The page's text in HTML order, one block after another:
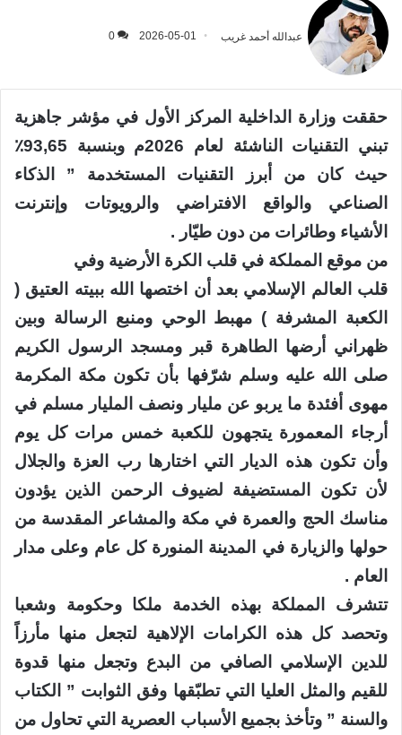
عبدالله أحمد غريب 2026-05-01
0
حققت وزارة الداخلية المركز الأول في مؤشر جاهزية
تبني التقنيات الناشئة لعام 2026م وبنسبة 93,65٪؜
حيث كان من أبرز التقنيات المستخدمة ” الذكاء
الصناعي والواقع الافتراضي والرويوتات وإنترنت
الأشياء وطائرات من دون طيّار .
من موقع المملكة في قلب الكرة الأرضية وفي
قلب العالم الإسلامي بعد أن اختصها الله ببيته العتيق (
الكعبة المشرفة ) مهبط الوحي ومنبع الرسالة وبين
ظهراني أرضها الطاهرة قبر ومسجد الرسول الكريم
صلى الله عليه وسلم شرّفها بأن تكون مكة المكرمة
مهوى أفئدة ما يربو عن مليار ونصف المليار مسلم في
أرجاء المعمورة يتجهون للكعبة خمس مرات كل يوم
وأن تكون هذه الديار التي اختارها رب العزة والجلال
لأن تكون المستضيفة لضيوف الرحمن الذين يؤدون
مناسك الحج والعمرة في مكة والمشاعر المقدسة من
حولها والزيارة في المدينة المنورة كل عام وعلى مدار
العام .
تتشرف المملكة بهذه الخدمة ملكا وحكومة وشعبا
وتحصد كل هذه الكرامات الإلاهية لتجعل منها مأرزاً
للدين الإسلامي الصافي من البدع وتجعل منها قدوة
للقيم والمثل العليا التي تطبّقها وفق الثوابت ” الكتاب
والسنة ” وتأخذ بجميع الأسباب العصرية التي تحاول من